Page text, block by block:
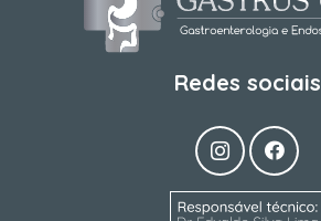
Redes sociais